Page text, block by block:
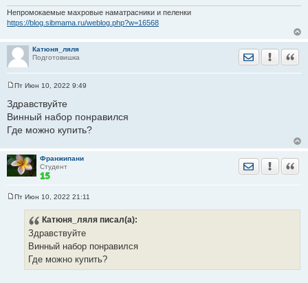
н
и
е
Непромокаемые махровые наматрасники и пеленки
https://blog.sibmama.ru/weblog.php?w=16568
Катюня_ляля
Подготовишка
Отправить
о
б
е
и
е
Пт Июн 10, 2022 9:49
Здравствуйте
Винный набор понравился
Где можно купить?
Франжипани
Студент
Отправить
Пт Июн 10, 2022 21:11
Катюня_ляля писал(а):
Здравствуйте
Винный набор понравился
Где можно купить?